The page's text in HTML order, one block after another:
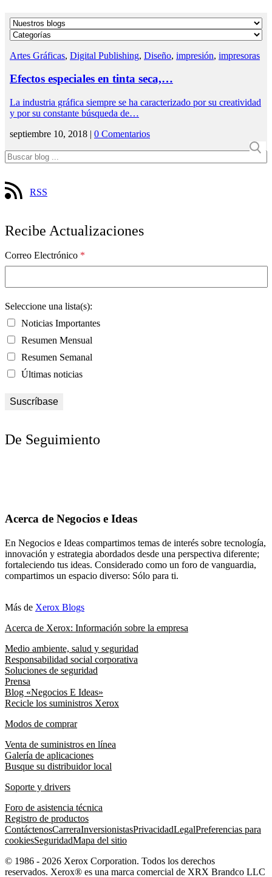
Artes Gráficas, Digital Publishing, Diseño, impresión, impresoras
Efectos especiales en tinta seca,…
La industria gráfica siempre se ha caracterizado por su creatividad
y por su constante búsqueda de…
septiembre 10, 2018 | 0 Comentarios
RSS
Recibe Actualizaciones
Correo Electrónico *
Seleccione una lista(s):
Noticias Importantes
Resumen Mensual
Resumen Semanal
Últimas noticias
De Seguimiento
Acerca de Negocios e Ideas
En Negocios e Ideas compartimos temas de interés sobre tecnología,
innovación y estrategia abordados desde una perspectiva diferente;
fortaleciendo tus ideas. Considerado como un foro de vanguardia,
compartimos un espacio diverso: Sólo para ti.
Más de Xerox Blogs
Acerca de Xerox: Información sobre la empresa
Medio ambiente, salud y seguridad
Responsabilidad social corporativa
Soluciones de seguridad
Prensa
Blog «Negocios E Ideas»
Recicle los suministros Xerox
Modos de comprar
Venta de suministros en línea
Galería de aplicaciones
Busque su distribuidor local
Soporte y drivers
Foro de asistencia técnica
Registro de productos
ContáctenosCarreraInversionistasPrivacidadLegalPreferencias para
cookiesSeguridadMapa del sitio
© 1986 - 2026 Xerox Corporation. Todos los derechos
reservados. Xerox® es una marca comercial de XRX Brandco LLC